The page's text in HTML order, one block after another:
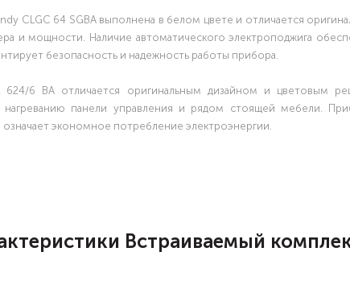
CLGC 64 SGBA выполнена в белом цвете и отличается
и мощности. Наличие автоматического электроподжига
безопасность и надежность работы прибора.
6 BA отличается оригинальным дизайном и цветовым
нагреванию панели управления и рядом стоящей мебели.
экономное потребление электроэнергии.
Встраиваемый